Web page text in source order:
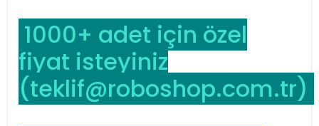
1000+ adet için özel
fiyat isteyiniz
(teklif@roboshop.com.tr)